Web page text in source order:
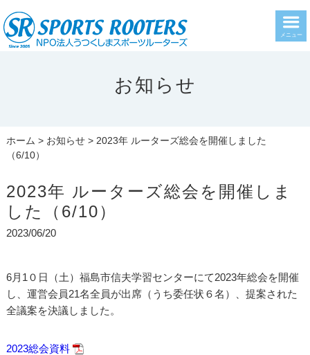
メニュー
お知らせ
ホーム > お知らせ> 2023年 ルーターズ総会を開催しました
（6/10）
2023年 ルーターズ総会を開催しま
した（6/10）
2023/06/20
6月1０日（土）福島市信夫学習センターにて2023年総会を開催
し、運営会員21名全員が出席（うち委任状６名）、提案された
全議案を決議しました。
2023総会資料